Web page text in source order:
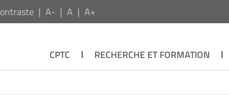
A- A A+
CPTC RECHERCHE ET FORMATION